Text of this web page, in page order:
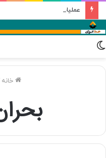
عملیات اجرایی نیروگاه
خانه